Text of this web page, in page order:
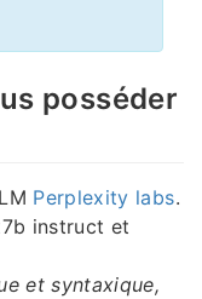
posséder
Perplexity labs.
instruct et
et syntaxique,